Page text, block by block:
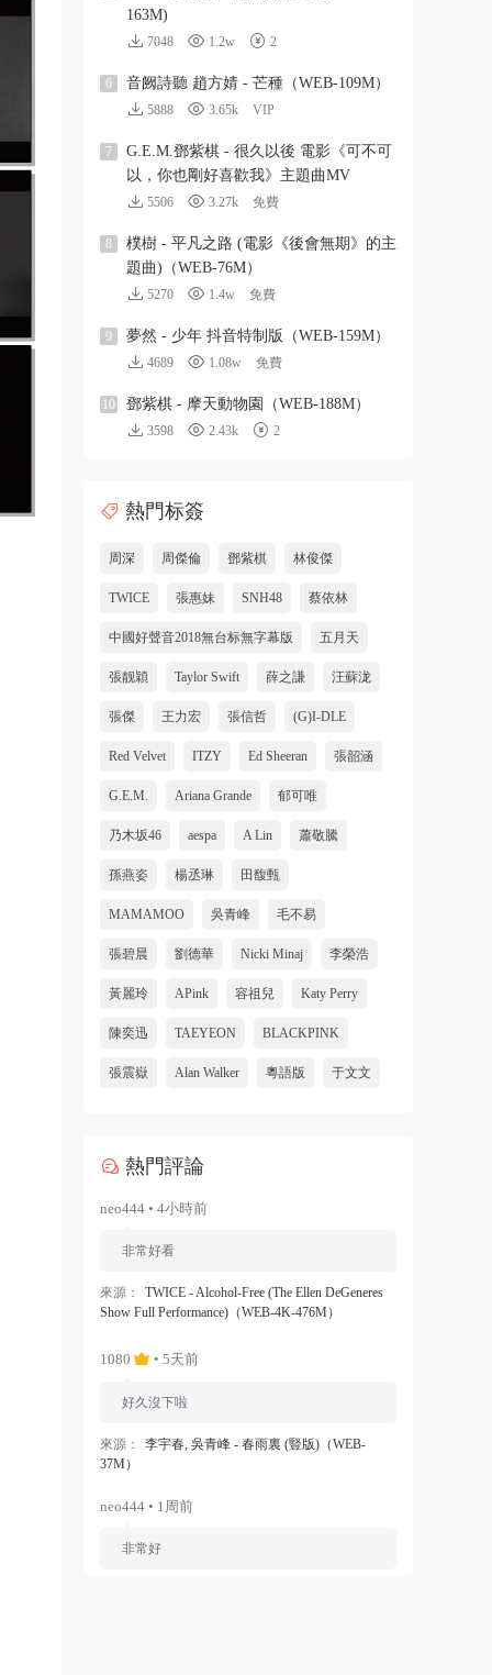
163M)
7048 1.2w 2
6 音阙詩聽 趙方婧 - 芒種（WEB-109M）
5888 3.65k VIP
7
G.E.M.鄧紫棋 - 很久以後 電影《可不可
以，你也剛好喜歡我》主題曲MV
5506 3.27k 免費
8
樸樹 - 平凡之路 (電影《後會無期》的主
題曲)（WEB-76M）
5270 1.4w 免費
9 夢然 - 少年 抖音特制版（WEB-159M）
4689 1.08w 免費
10 鄧紫棋 - 摩天動物園（WEB-188M）
3598 2.43k 2
熱門标簽
周深 周傑倫 鄧紫棋 林俊傑
TWICE 張惠妹 SNH48 蔡依林
中國好聲音2018無台标無字幕版 五月天
張靓穎 Taylor Swift 薛之謙 汪蘇泷
張傑 王力宏 張信哲 (G)I-DLE
Red Velvet ITZY Ed Sheeran 張韶涵
G.E.M. Ariana Grande 郁可唯
乃木坂46 aespa A Lin 蕭敬騰
孫燕姿 楊丞琳 田馥甄
MAMAMOO 吳青峰 毛不易
張碧晨 劉德華 Nicki Minaj 李榮浩
黃麗玲 APink 容祖兒 Katy Perry
陳奕迅 TAEYEON BLACKPINK
張震嶽 Alan Walker 粵語版 于文文
熱門評論
neo444 • 4小時前
非常好看
來源：
TWICE - Alcohol-Free (The Ellen DeGeneres
Show Full Performance)（WEB-4K-476M）
1080 • 5天前
好久沒下啦
來源：
李宇春, 吳青峰 - 春雨裏 (豎版)（WEB-
37M）
neo444 • 1周前
非常好